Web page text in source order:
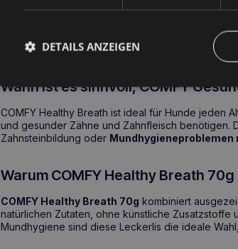
fördern gesundes
Die getreidefreie Formel
ist für Hunde mit
Wann ist es sinnvoll, COMFY
COMFY Healthy Breath ist ideal für Hunde jeden
und gesunder Zähne und Zahnfleisch benötigen.
Zahnsteinbildung oder Mundhygieneproblemen
Warum COMFY Healthy Breath
COMFY Healthy Breath 70g kombiniert
natürlichen Zutaten, ohne künstliche
Mundhygiene sind diese Leckerlis die ideale
DETAILS ANZEIGEN